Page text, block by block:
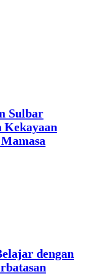
Sulbar
dengan